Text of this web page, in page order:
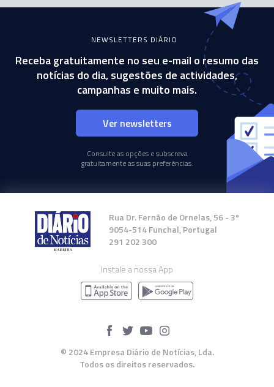
NEWSLETTERS DIÁRIO
Receba gratuitamente no seu e-mail o resumo das
notícias do dia, sugestões de actividades,
campanhas e muito mais.
Ver newsletters
Consulte as opções e subscreva
gratuitamente as suas preferências.
Rua Dr. Fernão de Ornelas, 56 - 3º
9054-514 Funchal, Portugal
291 202 300
Instale a nossa App
© 2024 Empresa Diário de Notícias, Lda.
Todos os direitos reservados.